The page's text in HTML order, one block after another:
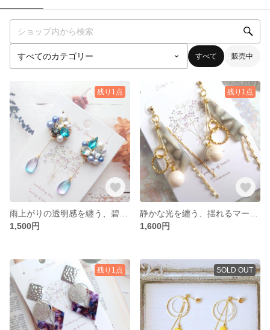
すべて 販売中
残り1点
1,500円
残り1点
1,600円
残り1点 SOLD OUT